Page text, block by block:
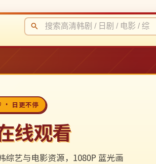
· 日更不停
线观看
综艺与电影资源，1080P 蓝光画